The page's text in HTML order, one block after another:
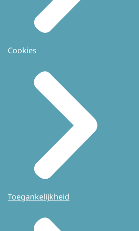
Cookies
Toegankelijkheid